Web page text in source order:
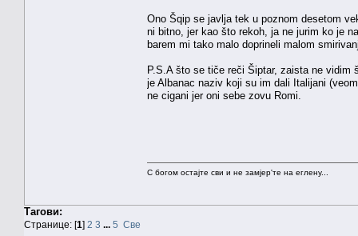
Ono Šqip se javlja tek u poznom desetom
ni bitno, jer kao što rekoh, ja ne jurim ko je
barem mi tako malo doprineli malom
P.S.A što se tiče reči Šiptar, zaista ne
je Albanac naziv koji su im dali Italijani
ne cigani jer oni sebe zovu Romi.
С богом остајте сви и не замјер'те на еглену...
Тагови:
Странице: [1] 2 3 ... 5 Све